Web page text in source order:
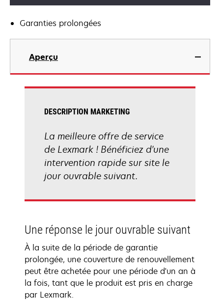
Garanties prolongées
Aperçu
DESCRIPTION MARKETING
La meilleure offre de service
de Lexmark ! Bénéficiez d'une
intervention rapide sur site le
jour ouvrable suivant.
Une réponse le jour ouvrable suivant
À la suite de la période de garantie
prolongée, une couverture de renouvellement
peut être achetée pour une période d'un an à
la fois, tant que le produit est pris en charge
par Lexmark.